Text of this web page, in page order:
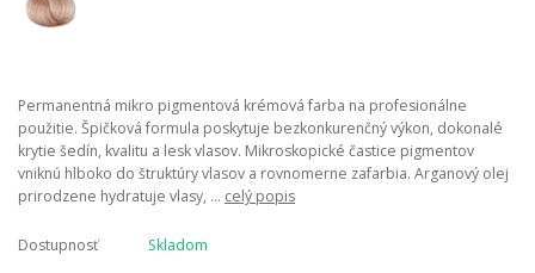
Permanentná mikro pigmentová krémová farba na profesionálne
použitie. Špičková formula poskytuje bezkonkurenčný výkon, dokonalé
krytie šedín, kvalitu a lesk vlasov. Mikroskopické častice pigmentov
vniknú hlboko do štruktúry vlasov a rovnomerne zafarbia. Arganový olej
prirodzene hydratuje vlasy, ... celý popis
Dostupnosť Skladom